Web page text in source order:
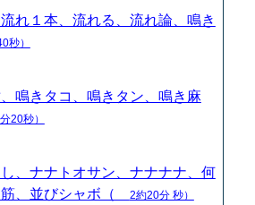
れ１本、流れる、流れ論、鳴き
秒）
鳴きタコ、鳴きタン、鳴き麻
20秒）
、ナナトオサン、ナナナナ、何
、並びシャボ（
2約20分 秒）